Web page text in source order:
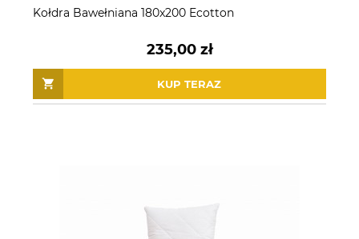
Kołdra Bawełniana 180x200 Ecotton
235,00 zł
KUP TERAZ